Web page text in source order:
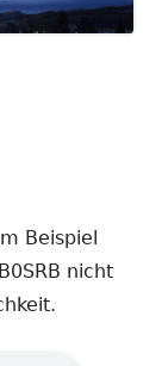
Beispiel
nicht